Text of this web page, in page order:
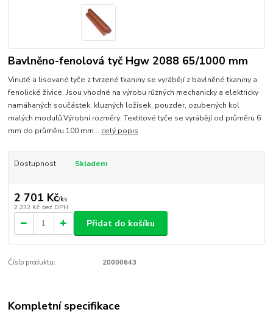
Bavlněno-fenolová tyč Hgw 2088 65/1000 mm
Vinuté a lisované tyče z tvrzené tkaniny se vyrábějí z bavlněné tkaniny a
fenolické živice. Jsou vhodné na výrobu různých mechanicky a elektricky
namáhaných součástek, kluzných ložisek, pouzder, ozubených kol
malých modulů.Výrobní rozměry: Textitové tyče se vyrábějí od průměru 6
mm do průměru 100 mm... celý popis
Dostupnost Skladem
2 701 Kč/ks
2 232 Kč bez DPH
Přidat do košíku
Číslo produktu: 20000643
Kompletní specifikace